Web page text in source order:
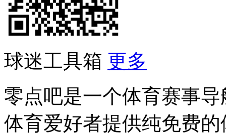
球迷工具箱 更多
零点吧是一个体育赛事
体育爱好者提供纯免费